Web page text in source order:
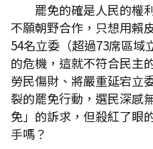
罷免的確是人民的權
不願朝野合作，只想用賴
54名立委（超過73席區域
的危機，這就不符合民主
勞民傷財、將嚴重延宕立
裂的罷免行動，選民深感
免」的訴求，但殺紅了眼
手嗎？